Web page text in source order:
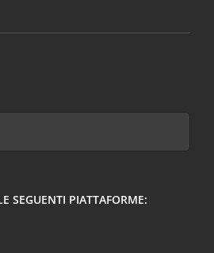
SEGUENTI PIATTAFORME: